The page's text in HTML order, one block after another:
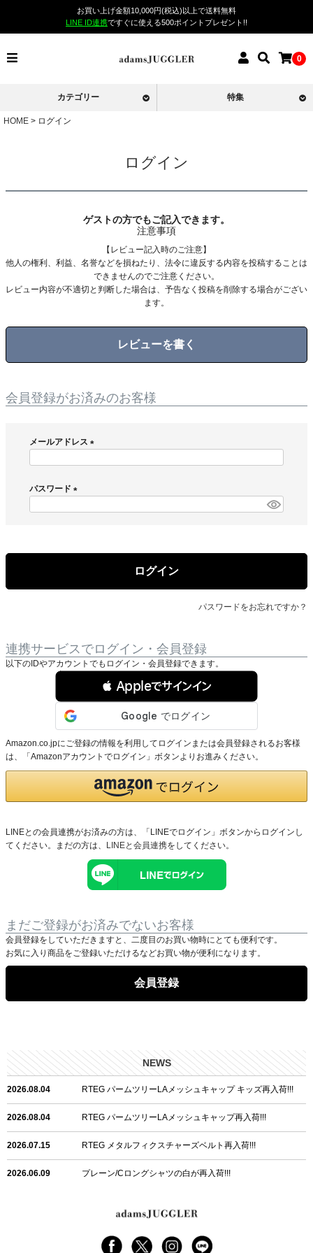
お買い上げ金額10,000円(税込)以上で送料無料
LINE ID連携ですぐに使える500ポイントプレゼント!!
0
カテゴリー 特集
HOME ログイン
ログイン
ゲストの方でもご記入できます。
注意事項
【レビュー記入時のご注意】
他人の権利、利益、名誉などを損ねたり、法令に違反する内容を投稿することは
できませんのでご注意ください。
レビュー内容が不適切と判断した場合は、予告なく投稿を削除する場合がござい
ます。
レビューを書く
会員登録がお済みのお客様
メールアドレス
)
パスワード
ログイン
パスワードをお忘れですか？
連携サービスでログイン・会員登録
以下のIDやアカウントでもログイン・会員登録できます。
 Appleでサインイン
Amazon.co.jpにご登録の情報を利用してログインまたは会員登録されるお客様
は、「Amazonアカウントでログイン」ボタンよりお進みください。
LINEとの会員連携がお済みの方は、「LINEでログイン」ボタンからログインし
てください。まだの方は、 LINEと会員連携をしてください。
まだご登録がお済みでないお客様
会員登録をしていただきますと、二度目のお買い物時にとても便利です。
お気に入り商品をご登録いただけるなどお買い物が便利になります。
会員登録
NEWS
2026.08.04 RTEG パームツリーLAメッシュキャップ キッズ再入荷!!!
2026.08.04 RTEG パームツリーLAメッシュキャップ再入荷!!!
2026.07.15 RTEG メタルフィクスチャーズベルト再入荷!!!
2026.06.09 プレーン/Cロングシャツの白が再入荷!!!